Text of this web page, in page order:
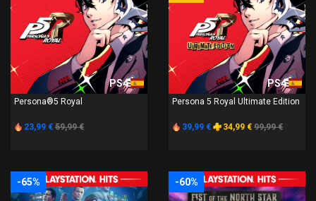
PS4
Persona®5 Royal
23,99 € 59,99 €
PS4
Persona 5 Royal Ultimate Edition
39,99 € 34,99 € 99,99 €
-65% -60%